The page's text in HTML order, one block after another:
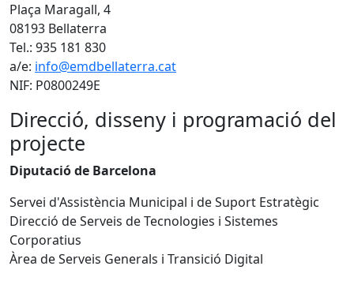
Plaça Maragall, 4
08193 Bellaterra
Tel.: 935 181 830
a/e: info@emdbellaterra.cat
NIF: P0800249E
Direcció, disseny i programació del
projecte
Diputació de Barcelona
Servei d'Assistència Municipal i de Suport Estratègic
Direcció de Serveis de Tecnologies i Sistemes
Corporatius
Àrea de Serveis Generals i Transició Digital